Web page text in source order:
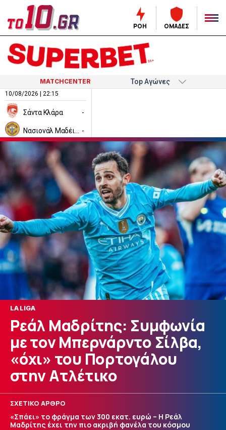
ΡΟΗ ΟΜΑΔΕΣ
MATCHCENTER
10/08/2026 | 22:15
Σάντα Κλάρα -
-
LA LIGA
Ρεάλ Μαδρίτης: Συμφωνία
με τον Μπερνάρντο Σίλβα,
«όχι» του Πορτογάλου
στην Ατλέτικο
ΣΧΕΤΙΚΟ ΑΡΘΡΟ
«Σπάει» το φράγμα των 300 εκατ. ευρώ – Η Ρεάλ
Μαδρίτης έχει την πιο ακριβή φανέλα του κόσμου